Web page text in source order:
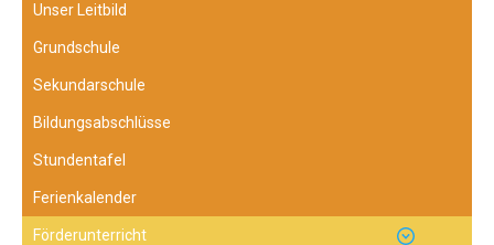
Unser Leitbild
Grundschule
Sekundarschule
Bildungsabschlüsse
Stundentafel
Ferienkalender
Förderunterricht